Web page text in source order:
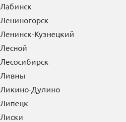
Лабинск
Лениногорск
Ленинск-Кузнецкий
Лесной
Лесосибирск
Ливны
Ликино-Дулино
Липецк
Лиски